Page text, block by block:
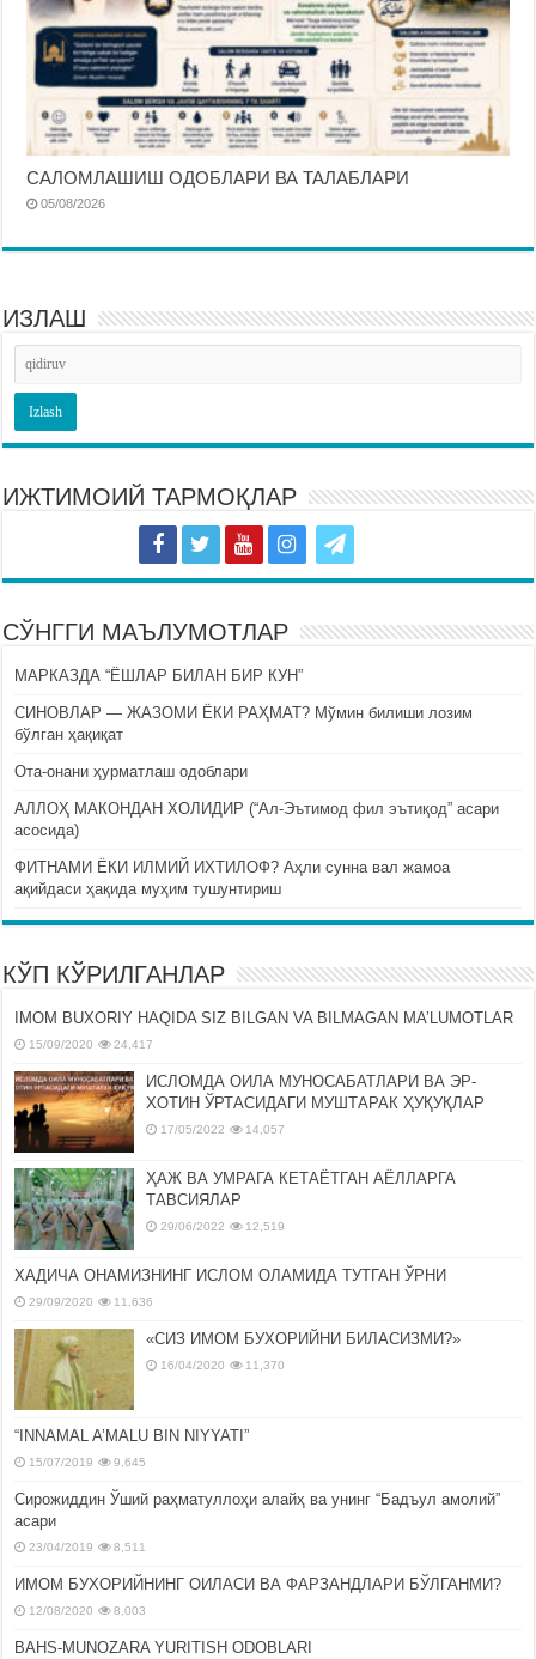
САЛОМЛАШИШ ОДОБЛАРИ ВА ТАЛАБЛАРИ
05/08/2026
ИЗЛАШ
ИЖТИМОИЙ ТАРМОҚЛАР
СЎНГГИ МАЪЛУМОТЛАР
МАРКАЗДА “ЁШЛАР БИЛАН БИР КУН”
СИНОВЛАР — ЖАЗОМИ ЁКИ РАҲМАТ? Мўмин билиши лозим
бўлган ҳақиқат
Ота-онани ҳурматлаш одоблари
АЛЛОҲ МАКОНДАН ХОЛИДИР (“Ал-Эътимод фил эътиқод” асари
асосида)
ФИТНАМИ ЁКИ ИЛМИЙ ИХТИЛОФ? Аҳли сунна вал жамоа
ақийдаси ҳақида муҳим тушунтириш
КЎП КЎРИЛГАНЛАР
IMOM BUXORIY HAQIDA SIZ BILGAN VA BILMAGAN MA’LUMOTLAR
15/09/2020 24,417
ИСЛОМДА ОИЛА МУНОСАБАТЛАРИ ВА ЭР-
ХОТИН ЎРТАСИДАГИ МУШТАРАК ҲУҚУҚЛАР
17/05/2022 14,057
ҲАЖ ВА УМРАГА КЕТАЁТГАН АЁЛЛАРГА
ТАВСИЯЛАР
29/06/2022 12,519
ХАДИЧА ОНАМИЗНИНГ ИСЛОМ ОЛАМИДА ТУТГАН ЎРНИ
29/09/2020 11,636
«СИЗ ИМОМ БУХОРИЙНИ БИЛАСИЗМИ?»
16/04/2020 11,370
“INNAMAL A’MALU BIN NIYYATI”
15/07/2019 9,645
Сирожиддин Ўший раҳматуллоҳи алайҳ ва унинг “Бадъул амолий”
асари
23/04/2019 8,511
ИМОМ БУХОРИЙНИНГ ОИЛАСИ ВА ФАРЗАНДЛАРИ БЎЛГАНМИ?
12/08/2020 8,003
BAHS-MUNOZARA YURITISH ODOBLARI